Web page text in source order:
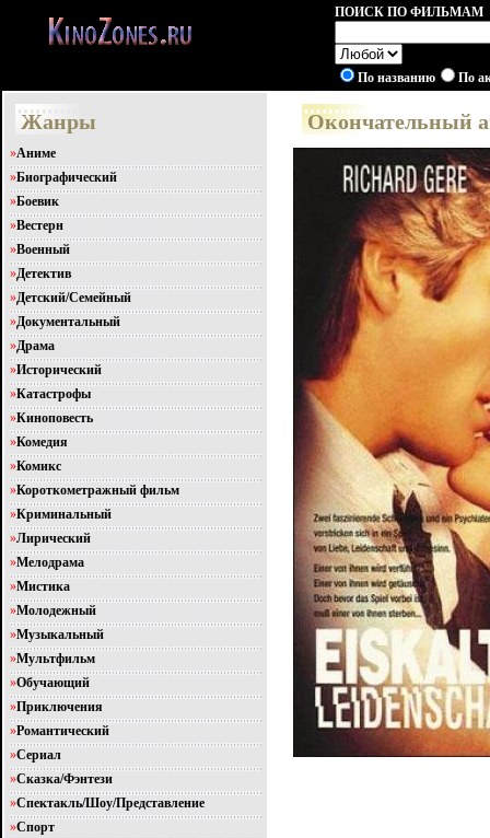
ПОИСК ПО ФИЛЬМАМ
По названию По
Жанры
»Аниме
»Биографический
»Боевик
»Вестерн
»Военный
»Детектив
»Детский/Семейный
»Документальный
»Драма
»Исторический
»Катастрофы
»Киноповесть
»Комедия
»Комикс
»Короткометражный фильм
»Криминальный
»Лирический
»Мелодрама
»Мистика
»Молодежный
»Музыкальный
»Мультфильм
»Обучающий
»Приключения
»Романтический
»Сериал
»Сказка/Фэнтези
»Спектакль/Шоу/Представление
»Спорт
Окончательный